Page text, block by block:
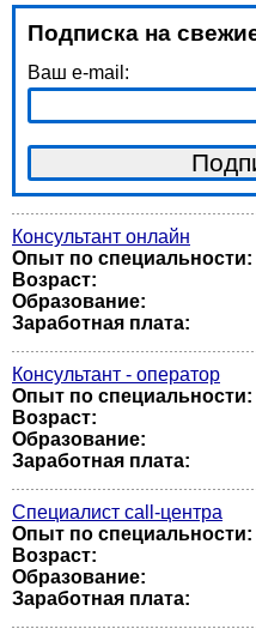
Подписка на
Ваш e-mail:
Консультант онлайн
Опыт по специальности:
Возраст:
Образование:
Заработная плата:
Консультант - оператор
Опыт по специальности:
Возраст:
Образование:
Заработная плата:
Специалист call-центра
Опыт по специальности:
Возраст:
Образование:
Заработная плата: